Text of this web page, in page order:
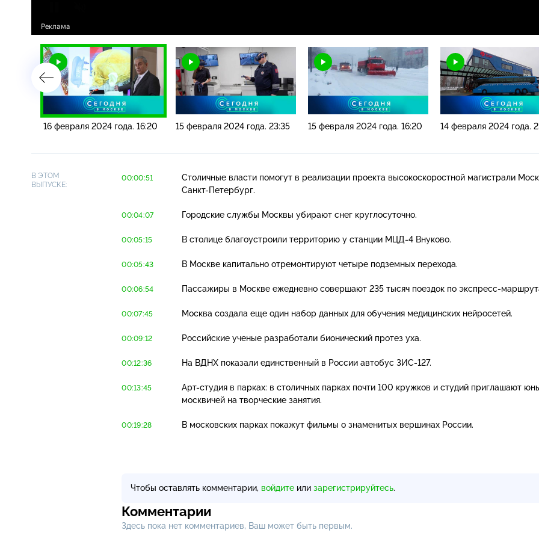
16 февраля 2024 года. 16:20 15 февраля 2024 года. 23:35 15 февраля 2024 года. 16:20 14 февраля 2024 года.
В ЭТОМ
ВЫПУСКЕ:
00:00:51
Столичные власти помогут в реализации проекта высокоскоростной магистрали
Санкт-Петербург.
00:04:07 Городские службы Москвы убирают снег круглосуточно.
00:05:15 В столице благоустроили территорию у станции МЦД-4 Внуково.
00:05:43 В Москве капитально отремонтируют четыре подземных перехода.
00:06:54 Пассажиры в Москве ежедневно совершают 235 тысяч поездок по экспресс-
00:07:45 Москва создала еще один набор данных для обучения медицинских нейросетей.
00:09:12 Российские ученые разработали бионический протез уха.
00:12:36 На ВДНХ показали единственный в России автобус ЗИС-127.
00:13:45 Арт-студия в парках: в столичных парках почти 100 кружков и студий приглашают
москвичей на творческие занятия.
00:19:28 В московских парках покажут фильмы о знаменитых вершинах России.
Чтобы оставлять комментарии, войдите или зарегистрируйтесь.
Комментарии
Здесь пока нет комментариев, Ваш может быть первым.